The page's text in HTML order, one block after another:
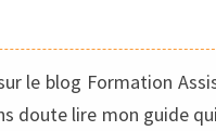
le blog Formation
doute lire mon guide